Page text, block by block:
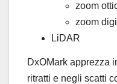
zoom
zoom
LiDAR
DxOMark apprezza
ritratti e negli scatti